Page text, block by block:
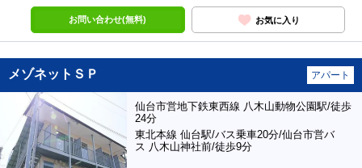
お問い合わせ(無料) お気に入り
メゾネットＳＰ アパート
仙台市営地下鉄東西線 八木山動物公園駅/徒歩
24分
東北本線 仙台駅/バス乗車20分/仙台市営バ
ス 八木山神社前/徒歩9分